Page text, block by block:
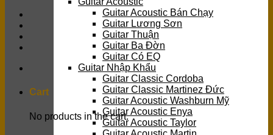
Cart
No products in the cart.
Guitar Acoustic Bán Chạy
Guitar Lương Sơn
Guitar Thuận
Guitar Ba Đờn
Guitar Có EQ
Guitar Nhập Khẩu
Guitar Classic Cordoba
Guitar Classic Martinez Đức
Guitar Acoustic Washburn Mỹ
Guitar Acoustic Enya
Guitar Acoustic Taylor